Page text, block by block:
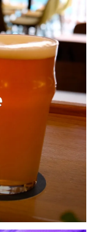
pas pourquoi les
quelle
mais…pas
2011!
dernière, un
) qui revisitaient